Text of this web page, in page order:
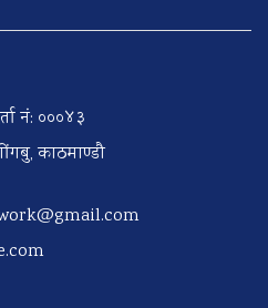
नं: ०००४३
काठमाण्डौ